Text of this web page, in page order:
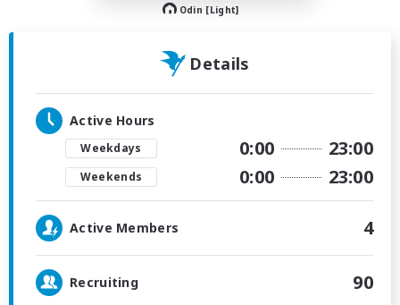
Odin [Light]
Details
Active Hours
Weekdays 0:00 23:00
Weekends 0:00 23:00
Active Members 4
Recruiting 90